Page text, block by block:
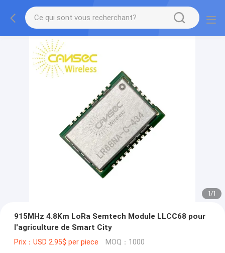
1/1
915MHz 4.8Km LoRa Semtech Module LLCC68 pour
l'agriculture de Smart City
Prix：USD 2.95$ per piece MOQ：1000